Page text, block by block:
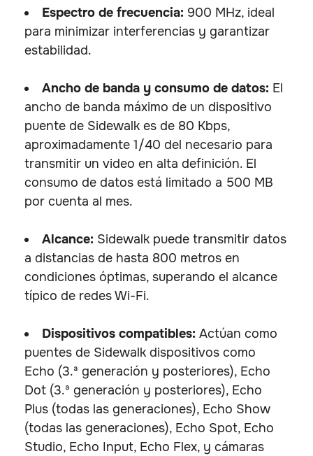
Espectro de frecuencia: 900 MHz, ideal
para minimizar interferencias y garantizar
estabilidad.
Ancho de banda y consumo de datos: El
ancho de banda máximo de un dispositivo
puente de Sidewalk es de 80 Kbps,
aproximadamente 1/40 del necesario para
transmitir un video en alta definición. El
consumo de datos está limitado a 500 MB
por cuenta al mes.
Alcance: Sidewalk puede transmitir datos
a distancias de hasta 800 metros en
condiciones óptimas, superando el alcance
típico de redes Wi-Fi.
Dispositivos compatibles: Actúan como
puentes de Sidewalk dispositivos como
Echo (3.ª generación y posteriores), Echo
Dot (3.ª generación y posteriores), Echo
Plus (todas las generaciones), Echo Show
(todas las generaciones), Echo Spot, Echo
Studio, Echo Input, Echo Flex, y cámaras